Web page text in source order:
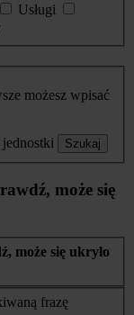
Usługi
możesz wpisać
Szukaj
może się
może się ukryło
frazę